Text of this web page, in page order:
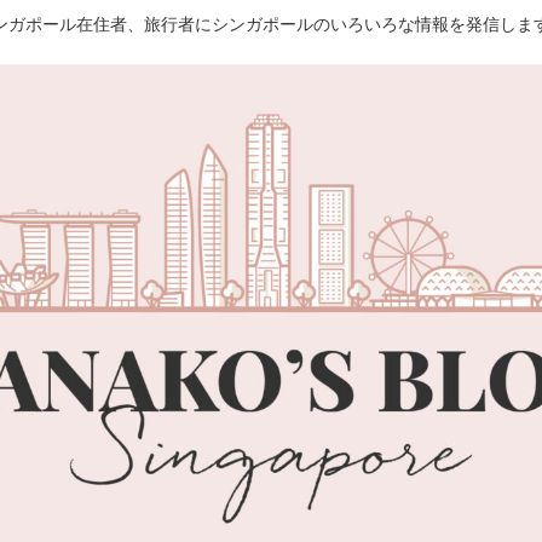
ガポール在住者、旅行者にシンガポールのいろいろな情報を発信しま